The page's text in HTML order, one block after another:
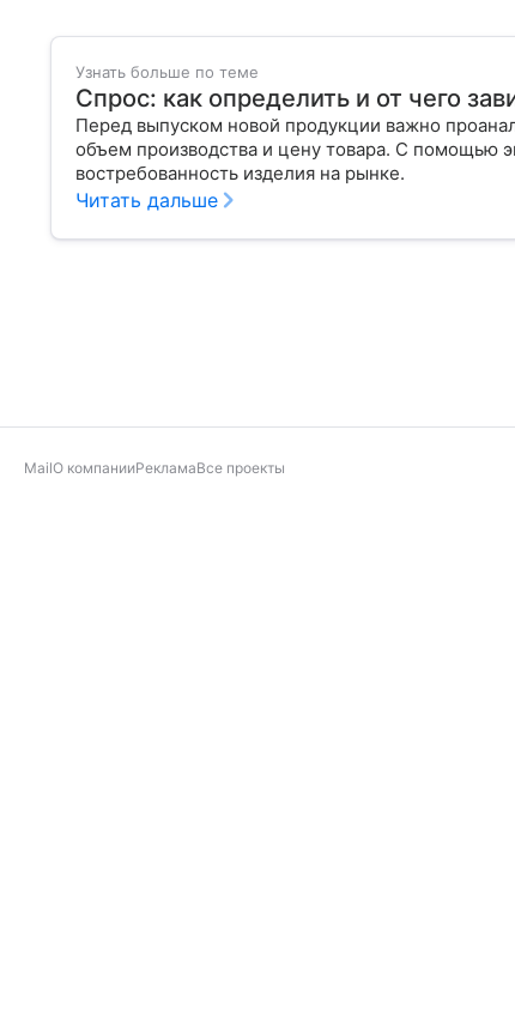
Узнать больше по теме
Спрос: как определить и от чего
Перед выпуском новой продукции важно
объем производства и цену товара. С помощью
востребованность изделия на рынке.
Читать дальше
MailО компанииРекламаВсе проекты